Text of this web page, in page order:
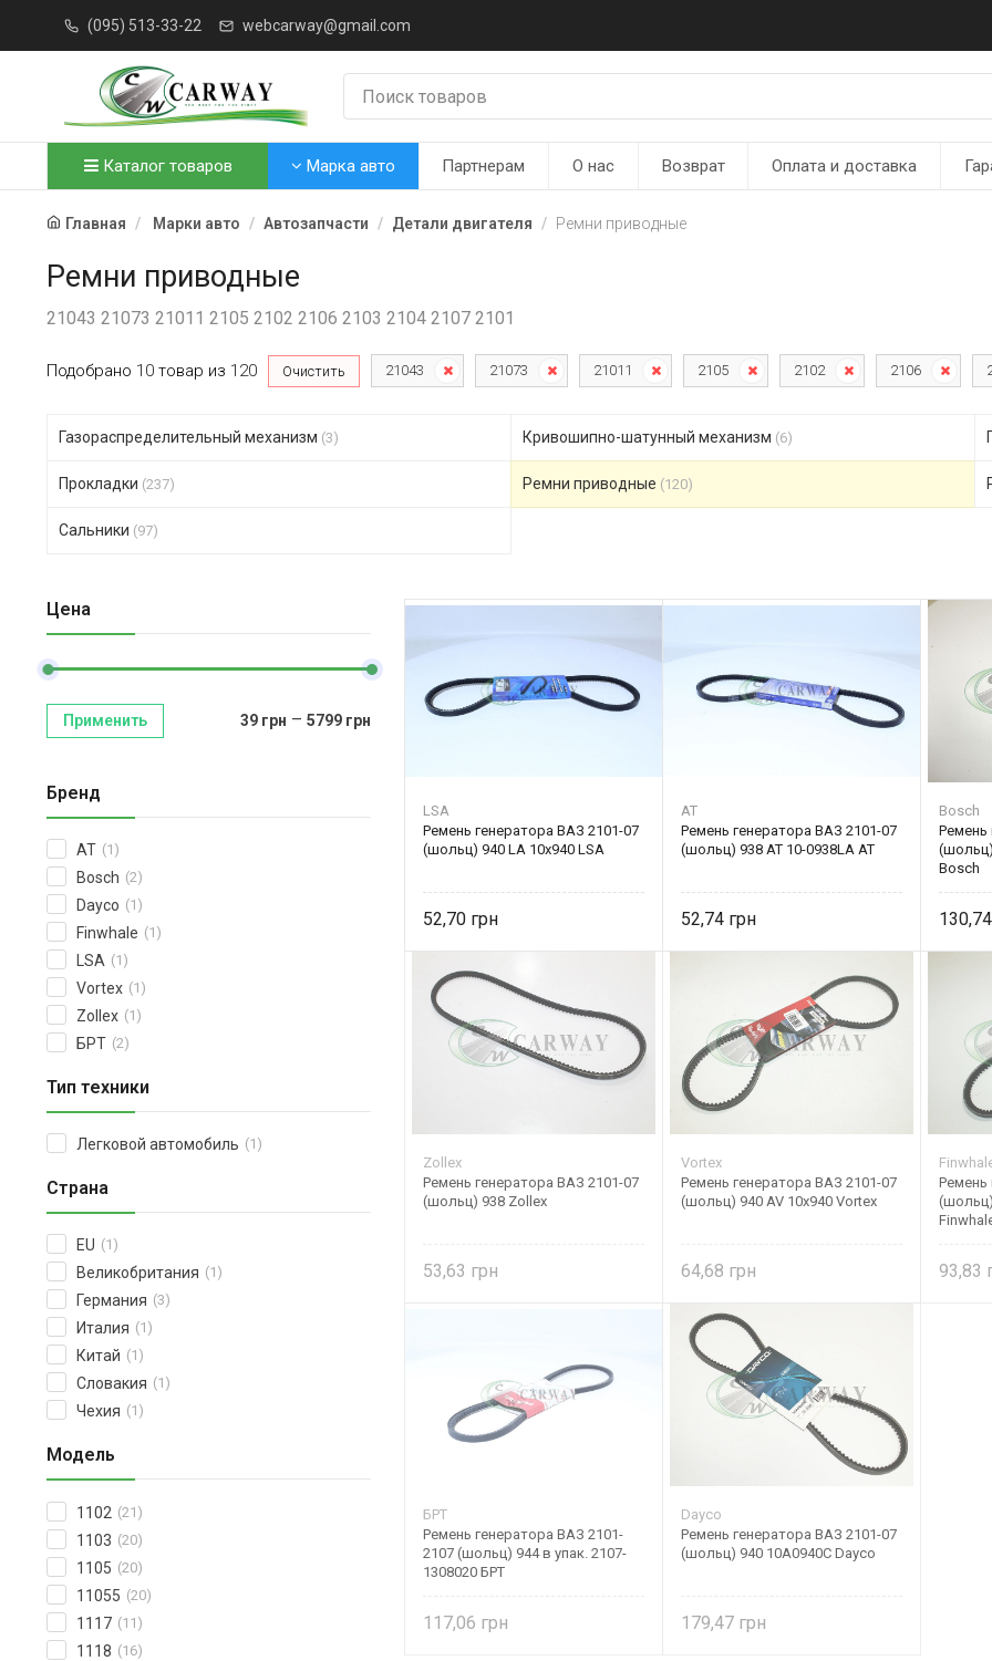
(095) 513-33-22 webcarway@gmail.com
Каталог товаров Марка авто Партнерам О нас Возврат Оплата и доставка
Главная Марки авто Автозапчасти Детали двигателя Ремни приводные
Ремни приводные
21043 21073 21011 2105 2102 2106 2103 2104 2107 2101
Подобрано 10 товар из 120 Очистить 21043 21073 21011 2105 2102 2106
Газораспределительный механизм (3) Кривошипно-шатунный механизм (6)
Прокладки (237) Ремни приводные (120)
Сальники (97)
Цена
Применить 39грн – 5799грн
Бренд
AT (1)
Bosch (2)
Dayco (1)
Finwhale (1)
LSA (1)
Vortex (1)
Zollex (1)
БРТ (2)
Тип техники
Легковой автомобиль (1)
Страна
EU (1)
Великобритания (1)
Германия (3)
Италия (1)
Китай (1)
Словакия (1)
Чехия (1)
Модель
1102 (21)
1103 (20)
1105 (20)
11055 (20)
1117 (11)
1118 (16)
LSA
Ремень генератора ВАЗ 2101-07
(шольц) 940 LA 10х940 LSA
52,70
AT
Ремень генератора ВАЗ 2101-07
(шольц) 938 AT 10-0938LA AT
52,74
Bosch
Ремень
(шольц)
Bosch
130,74
Zollex
Ремень генератора ВАЗ 2101-07
(шольц) 938 Zollex
53,63
Vortex
Ремень генератора ВАЗ 2101-07
(шольц) 940 AV 10х940 Vortex
64,68
Ремень
93,83
БРТ
Ремень генератора ВАЗ 2101-
2107 (шольц) 944 в упак. 2107-
1308020 БРТ
117,06
Dayco
Ремень генератора ВАЗ 2101-07
(шольц) 940 10A0940C Dayco
179,47